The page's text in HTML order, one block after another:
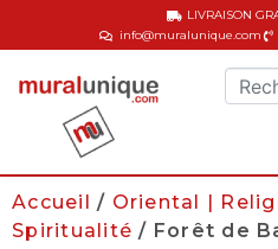
info@muralunique.com
LIVRAISON
Accueil / Oriental |
Spiritualité / Forêt de